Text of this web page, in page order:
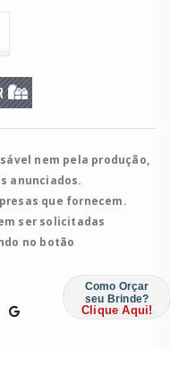
nem pela produção,
anunciados.
que fornecem.
ser solicitadas
no botão
Como Orçar
seu Brinde?
Clique Aqui!